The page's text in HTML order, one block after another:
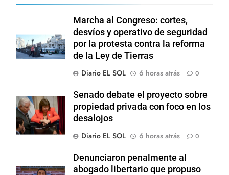
Marcha al Congreso: cortes,
desvíos y operativo de seguridad
por la protesta contra la reforma
de la Ley de Tierras
Diario EL SOL
6 horas atrás 0
Senado debate el proyecto sobre
propiedad privada con foco en los
desalojos
Diario EL SOL
6 horas atrás 0
Denunciaron penalmente al
abogado libertario que propuso